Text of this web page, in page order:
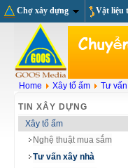
Chợ xây dựng Vật liệu
Home Xây tổ ấm Tư
TIN XÂY DỰNG
Xây tổ ấm
Nghệ thuật mua sắm
Tư vấn xây nhà